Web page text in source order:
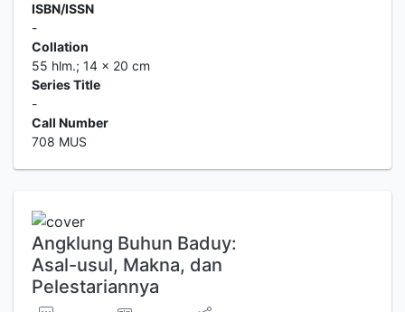
ISBN/ISSN
-
Collation
55 hlm.; 14 x 20 cm
Series Title
-
Call Number
708 MUS
Angklung Buhun Baduy:
Asal-usul, Makna, dan
Pelestariannya